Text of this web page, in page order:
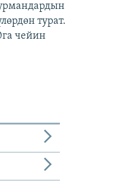
турат.
чейин